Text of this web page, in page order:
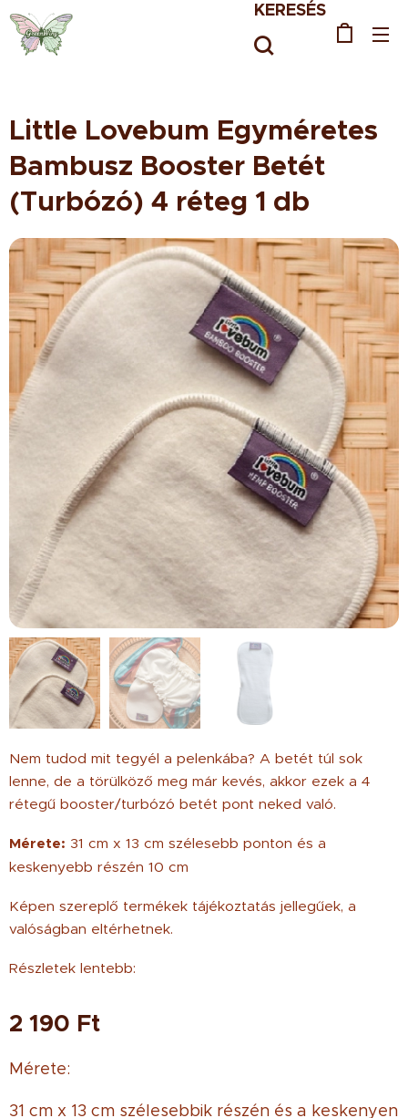
KERESÉS
Little Lovebum Egyméretes
Bambusz Booster Betét
(Turbózó) 4 réteg 1 db
Nem tudod mit tegyél a pelenkába? A betét túl sok
lenne, de a törülköző meg már kevés, akkor ezek a 4
rétegű booster/turbózó betét pont neked való.
Mérete: 31 cm x 13 cm szélesebb ponton és a
keskenyebb részén 10 cm
Képen szereplő termékek tájékoztatás jellegűek, a
valóságban eltérhetnek.
Részletek lentebb:
2 190 Ft
Mérete:
31 cm x 13 cm szélesebbik részén és a keskenyen